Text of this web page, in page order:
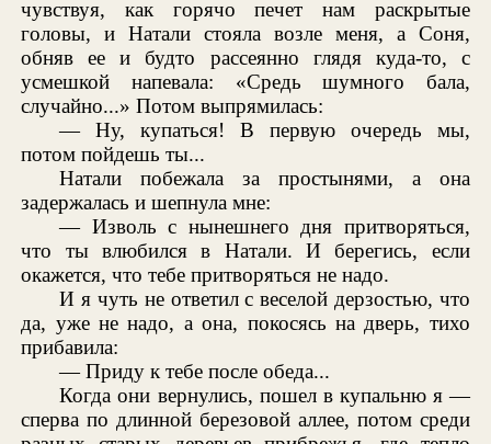
чувствуя, как горячо печет нам раскрытые
головы, и Натали стояла возле меня, а Соня,
обняв ее и будто рассеянно глядя куда-то, с
усмешкой напевала: «Средь шумного бала,
случайно...» Потом выпрямилась:
— Ну, купаться! В первую очередь мы,
потом пойдешь ты...
Натали побежала за простынями, а она
задержалась и шепнула мне:
— Изволь с нынешнего дня притворяться,
что ты влюбился в Натали. И берегись, если
окажется, что тебе притворяться не надо.
И я чуть не ответил с веселой дерзостью, что
да, уже не надо, а она, покосясь на дверь, тихо
прибавила:
— Приду к тебе после обеда...
Когда они вернулись, пошел в купальню я —
сперва по длинной березовой аллее, потом среди